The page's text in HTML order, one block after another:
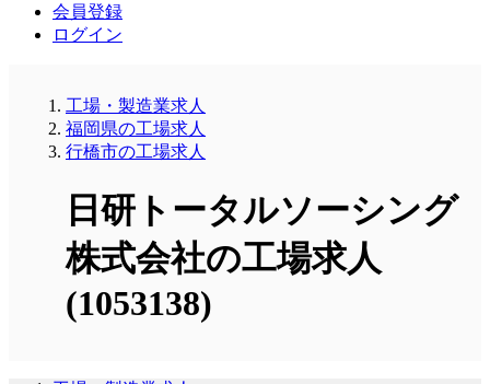
会員登録
ログイン
工場・製造業求人
福岡県の工場求人
行橋市の工場求人
日研トータルソーシング
株式会社の工場求人
(1053138)